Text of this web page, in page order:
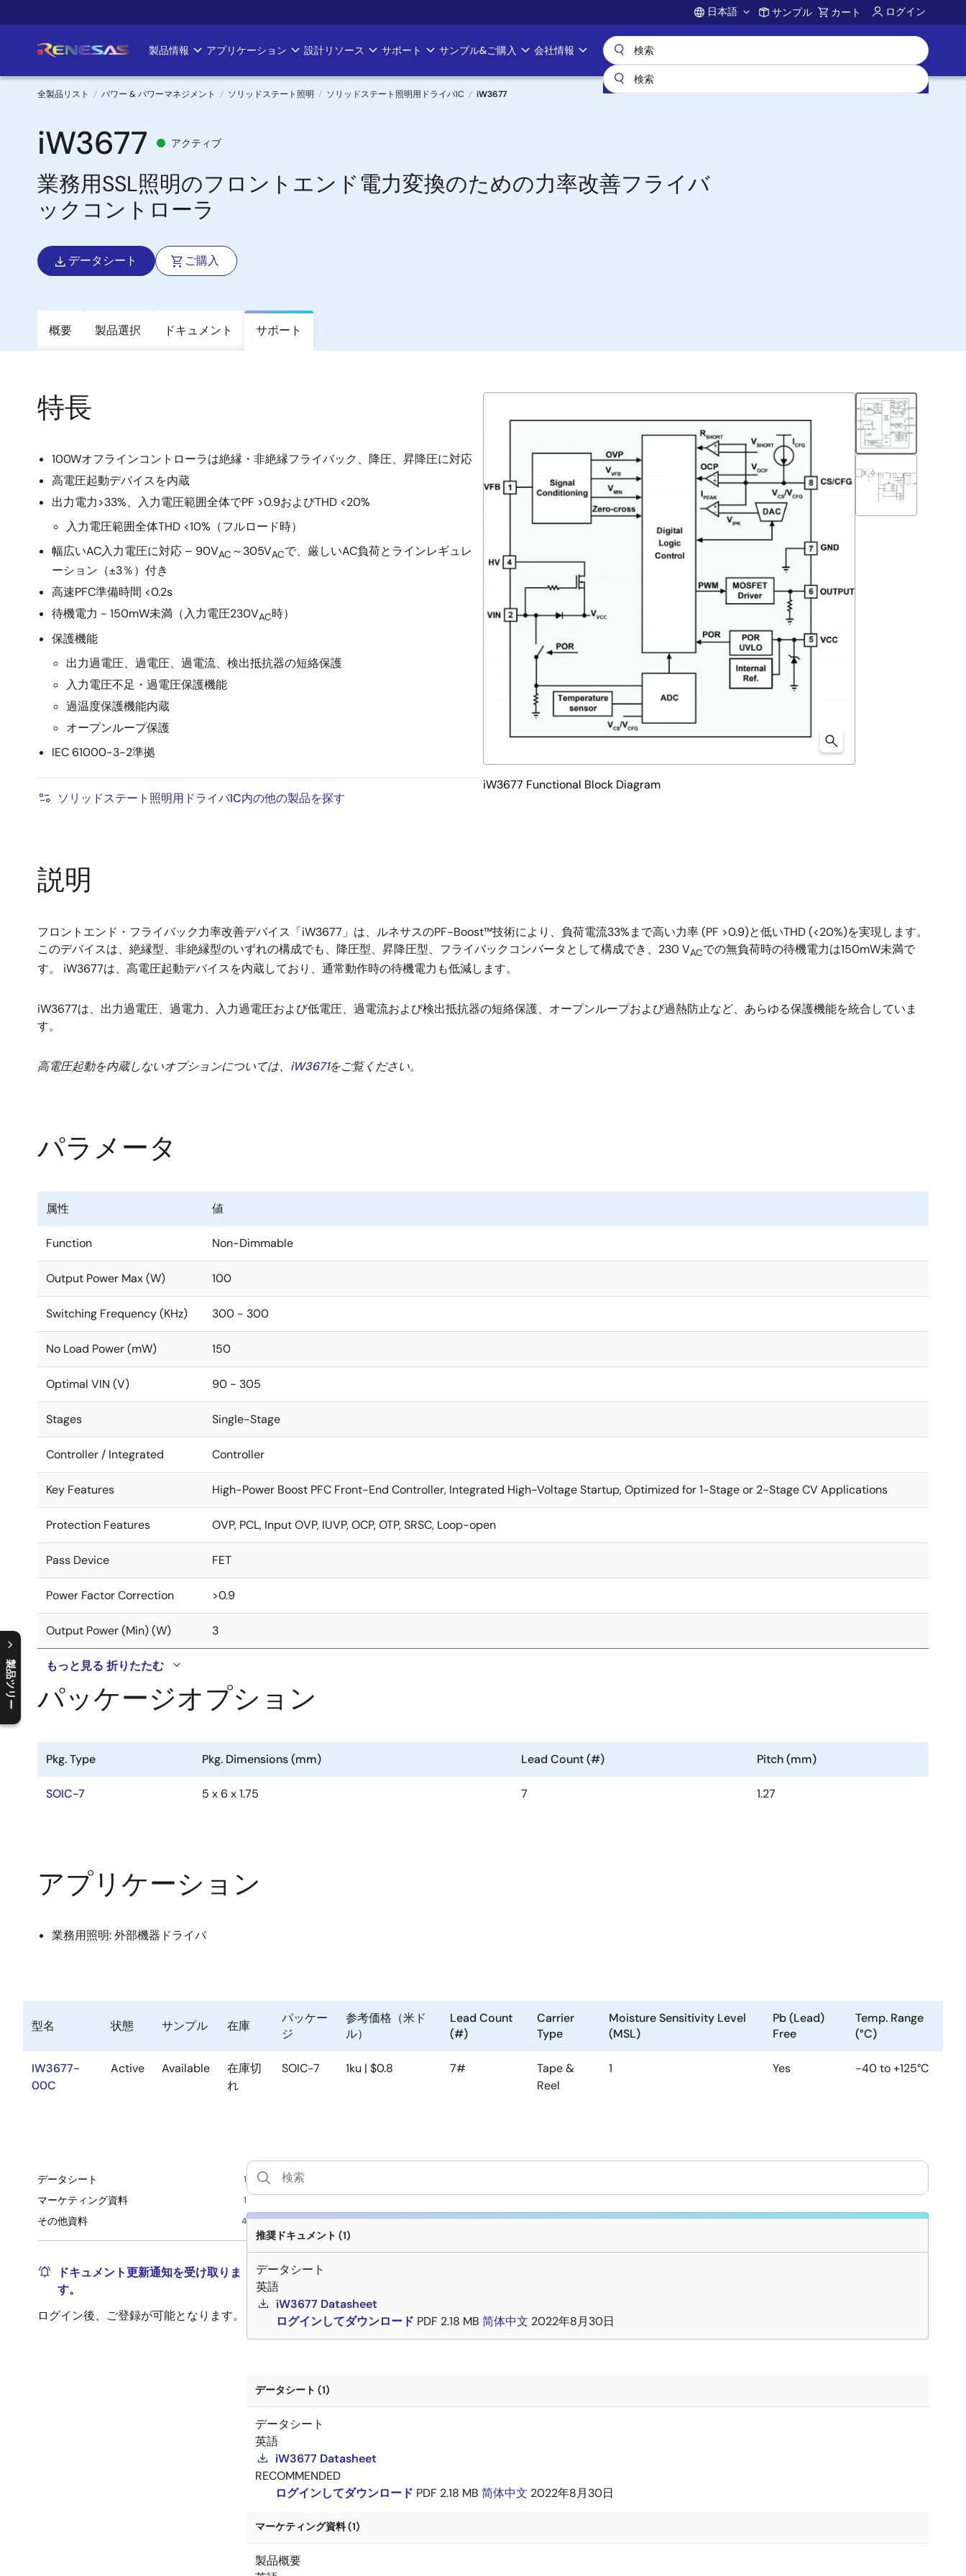
イ
ン
Account
日本語 サンプル カート ログイン
Main
navigation
製品情報 アプリケーション 設計リソース サポート サンプル&ご購入 会社情報
パ
ン
く
ず
全製品リスト パワー & パワーマネジメント ソリッドステート照明 ソリッドステート照明用ドライバIC iW3677
iW3677 アクティブ
業務用SSL照明のフロントエンド電力変換のための力率改善フライバ
ックコントローラ
データシート ご購入
概要 製品選択 ドキュメント サポート
製品ツリー
C
l
o
s
e
p
r
o
d
u
c
t
t
r
e
e
m
e
n
O
p
e
n
p
r
o
d
u
c
t
t
r
e
e
m
e
n
特長
100Wオフラインコントローラは絶縁・非絶縁フライバック、降圧、昇降圧に対応
高電圧起動デバイスを内蔵
出力電力>33%、入力電圧範囲全体でPF >0.9およびTHD <20%
入力電圧範囲全体THD <10%（フルロード時）
幅広いAC入力電圧に対応 – 90VAC ～305VACで、厳しいAC負荷とラインレギュレ
ーション（±3％）付き
高速PFC準備時間 <0.2s
待機電力 - 150mW未満（入力電圧230VAC時）
保護機能
出力過電圧、過電圧、過電流、検出抵抗器の短絡保護
入力電圧不足・過電圧保護機能
過温度保護機能内蔵
オープンループ保護
IEC 61000-3-2準拠
ソリッドステート照明用ドライバIC内の他の製品を探す
iW3677 Functional Block Diagram
説明
フロントエンド・フライバック力率改善デバイス「iW3677」は、ルネサスのPF-Boost™技術により、負荷電流33%まで高い力率 (PF >0.9)と低いTHD (<20%)を実現します。
このデバイスは、絶縁型、非絶縁型のいずれの構成でも、降圧型、昇降圧型、フライバックコンバータとして構成でき、230 VACでの無負荷時の待機電力は150mW未満で
す。 iW3677は、高電圧起動デバイスを内蔵しており、通常動作時の待機電力も低減します。
iW3677は、出力過電圧、過電力、入力過電圧および低電圧、過電流および検出抵抗器の短絡保護、オープンループおよび過熱防止など、あらゆる保護機能を統合していま
す。
高電圧起動を内蔵しないオプションについては、 iW3671をご覧ください。
パラメータ
属性 値
Function Non-Dimmable
Output Power Max (W) 100
Switching Frequency (KHz) 300 - 300
No Load Power (mW) 150
Optimal VIN (V) 90 - 305
Stages Single-Stage
Controller / Integrated Controller
Key Features High-Power Boost PFC Front-End Controller, Integrated High-Voltage Startup, Optimized for 1-Stage or 2-Stage CV Applications
Protection Features OVP, PCL, Input OVP, IUVP, OCP, OTP, SRSC, Loop-open
Pass Device FET
Power Factor Correction >0.9
Output Power (Min) (W) 3
もっと見る 折りたたむ
パッケージオプション
Pkg. Type Pkg. Dimensions (mm) Lead Count (#) Pitch (mm)
SOIC-7 5 x 6 x 1.75 7 1.27
アプリケーション
業務用照明: 外部機器ドライバ
型名 状態 サンプル 在庫
パッケー
ジ
参考価格（米ド
ル）
Lead Count
(#)
Carrier
Type
Moisture Sensitivity Level
(MSL)
Pb (Lead)
Free
Temp. Range
(°C)
IW3677-
00C
Active Available
在庫切
れ
SOIC-7 1ku | $0.8 7#
Tape &
Reel
1 Yes -40 to +125°C
データシート 1
マーケティング資料 1
その他資料 4
ドキュメント更新通知を受け取りま
す。
ログイン後、ご登録が可能となります。
推奨ドキュメント (1)
データシート
英語
iW3677 Datasheet
ログインしてダウンロード PDF 2.18 MB 简体中文 2022年8月30日
データシート (1)
データシート
英語
iW3677 Datasheet
RECOMMENDED
ログインしてダウンロード PDF 2.18 MB 简体中文 2022年8月30日
マーケティング資料 (1)
製品概要